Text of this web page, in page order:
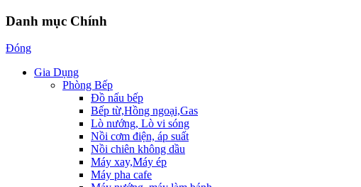
Danh mục Chính
Đóng
Gia Dụng
Phòng Bếp
Đồ nấu bếp
Bếp từ,Hồng ngoại,Gas
Lò nướng, Lò vi sóng
Nồi cơm điện, áp suất
Nồi chiên không dầu
Máy xay,Máy ép
Máy pha cafe